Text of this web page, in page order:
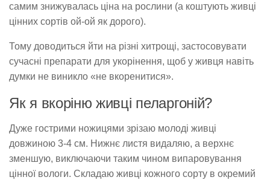
самим знижувалась ціна на рослини (а коштують живці
цінних сортів ой-ой як дорого).
Тому доводиться йти на різні хитрощі, застосовувати
сучасні препарати для укорінення, щоб у живця навіть
думки не виникло «не вкоренитися».
Як я вкоріню живці пеларгоній?
Дуже гострими ножицями зрізаю молоді живці
довжиною 3-4 см. Нижнє листя видаляю, а верхнє
зменшую, виключаючи таким чином випаровування
цінної вологи. Складаю живці кожного сорту в окремий